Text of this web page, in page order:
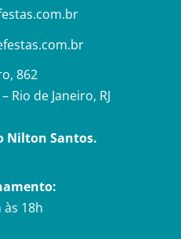
862
Rio de Janeiro, RJ
Nilton Santos.
às 18h